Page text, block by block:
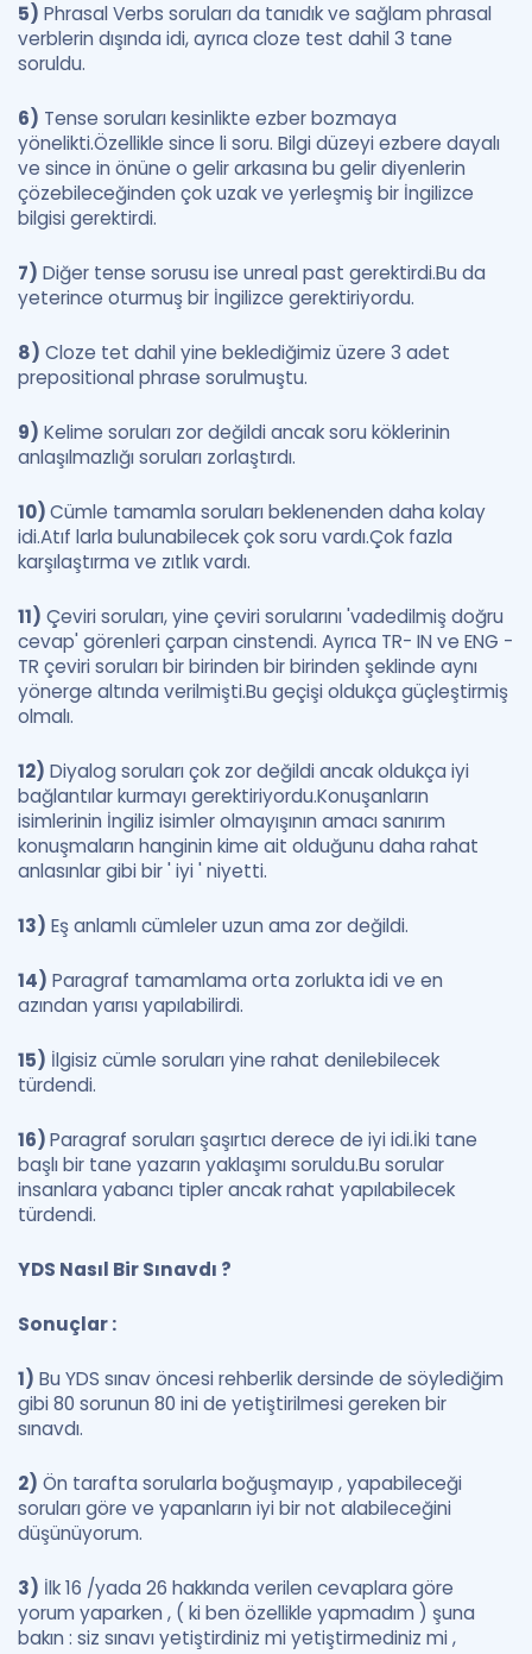
5) Phrasal Verbs soruları da tanıdık ve sağlam phrasal
verblerin dışında idi, ayrıca cloze test dahil 3 tane
soruldu.
6) Tense soruları kesinlikte ezber bozmaya
yönelikti.Özellikle since li soru. Bilgi düzeyi ezbere dayalı
ve since in önüne o gelir arkasına bu gelir diyenlerin
çözebileceğinden çok uzak ve yerleşmiş bir İngilizce
bilgisi gerektirdi.
7) Diğer tense sorusu ise unreal past gerektirdi.Bu da
yeterince oturmuş bir İngilizce gerektiriyordu.
8) Cloze tet dahil yine beklediğimiz üzere 3 adet
prepositional phrase sorulmuştu.
9) Kelime soruları zor değildi ancak soru köklerinin
anlaşılmazlığı soruları zorlaştırdı.
10)Cümle tamamla soruları beklenenden daha kolay
idi.Atıf larla bulunabilecek çok soru vardı.Çok fazla
karşılaştırma ve zıtlık vardı.
11) Çeviri soruları, yine çeviri sorularını 'vadedilmiş doğru
cevap' görenleri çarpan cinstendi. Ayrıca TR- IN ve ENG -
TR çeviri soruları bir birinden bir birinden şeklinde aynı
yönerge altında verilmişti.Bu geçişi oldukça güçleştirmiş
olmalı.
12) Diyalog soruları çok zor değildi ancak oldukça iyi
bağlantılar kurmayı gerektiriyordu.Konuşanların
isimlerinin İngiliz isimler olmayışının amacı sanırım
konuşmaların hanginin kime ait olduğunu daha rahat
anlasınlar gibi bir ' iyi ' niyetti.
13) Eş anlamlı cümleler uzun ama zor değildi.
14) Paragraf tamamlama orta zorlukta idi ve en
azından yarısı yapılabilirdi.
15) İlgisiz cümle soruları yine rahat denilebilecek
türdendi.
16)Paragraf soruları şaşırtıcı derece de iyi idi.İki tane
başlı bir tane yazarın yaklaşımı soruldu.Bu sorular
insanlara yabancı tipler ancak rahat yapılabilecek
türdendi.
YDS Nasıl Bir Sınavdı ?
Sonuçlar :
1) Bu YDS sınav öncesi rehberlik dersinde de söylediğim
gibi 80 sorunun 80 ini de yetiştirilmesi gereken bir
sınavdı.
2) Ön tarafta sorularla boğuşmayıp , yapabileceği
soruları göre ve yapanların iyi bir not alabileceğini
düşünüyorum.
3) İlk 16 /yada 26 hakkında verilen cevaplara göre
yorum yaparken , ( ki ben özellikle yapmadım ) şuna
bakın : siz sınavı yetiştirdiniz mi yetiştirmediniz mi ,